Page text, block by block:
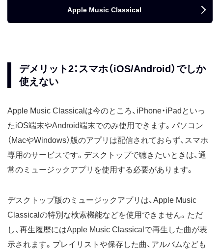
Apple Music Classical
デメリット2：スマホ（iOS/Android）でしか
使えない
Apple Music Classicalは今のところ、iPhone・iPadといっ
たiOS端末やAndroid端末でのみ使用できます。パソコン
（MacやWindows）版のアプリは配信されておらず、スマホ
専用のサービスです。デスクトップで聴きたいときは、通
常のミュージックアプリを使用する必要があります。
デスクトップ版のミュージックアプリは、Apple Music
Classicalの特別な検索機能などを使用できません。ただ
し、再生履歴にはApple Music Classicalで再生した曲が表
示されます。プレイリストや保存した曲、アルバムなども